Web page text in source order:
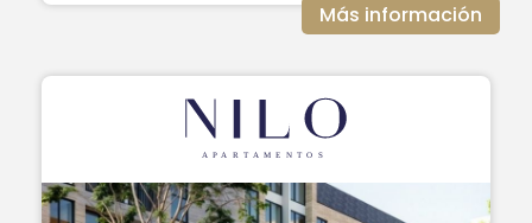
Más información